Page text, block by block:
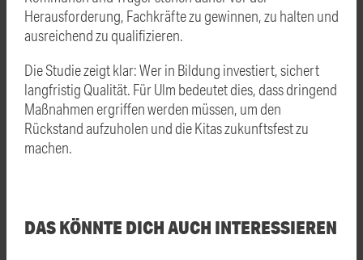
Herausforderung, Fachkräfte zu gewinnen, zu halten und
ausreichend zu qualifizieren.
Die Studie zeigt klar: Wer in Bildung investiert, sichert
langfristig Qualität. Für Ulm bedeutet dies, dass dringend
Maßnahmen ergriffen werden müssen, um den
Rückstand aufzuholen und die Kitas zukunftsfest zu
machen.
DAS KÖNNTE DICH AUCH INTERESSIEREN